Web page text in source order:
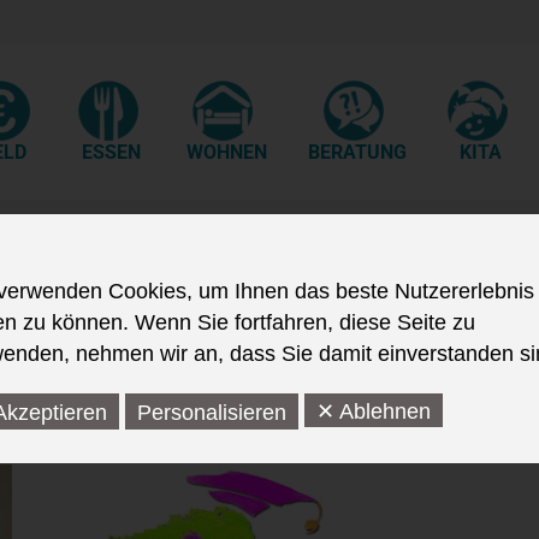
ESSEN WOHNEN BERATUNG KITA
Cookies, um Ihnen das beste Nutzererlebnis
zu können. Wenn Sie fortfahren, diese Seite zu
nehmen wir an, dass Sie damit einverstanden
Personalisieren ✕ Ablehnen